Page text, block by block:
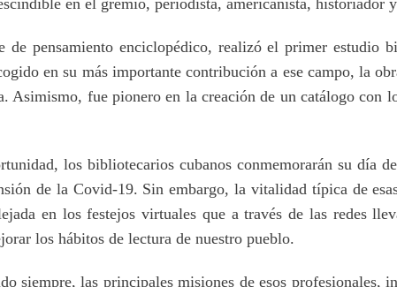
de pensamiento enciclopédico, realizó el primer
en su más importante contribución a ese campo, la
Asimismo, fue pionero en la creación de un catálogo
los bibliotecarios cubanos conmemorarán su día
de la Covid-19. Sin embargo, la vitalidad típica de
en los festejos virtuales que a través de las redes
los hábitos de lectura de nuestro pueblo.
siempre, las principales misiones de esos